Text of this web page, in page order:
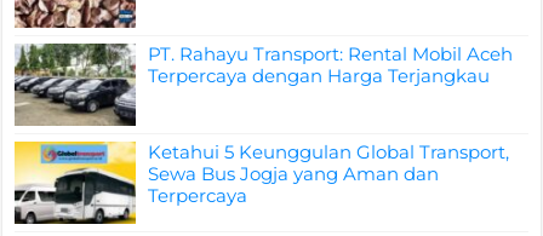
PT. Rahayu Transport: Rental Mobil Aceh
Terpercaya dengan Harga Terjangkau
Ketahui 5 Keunggulan Global Transport,
Sewa Bus Jogja yang Aman dan
Terpercaya